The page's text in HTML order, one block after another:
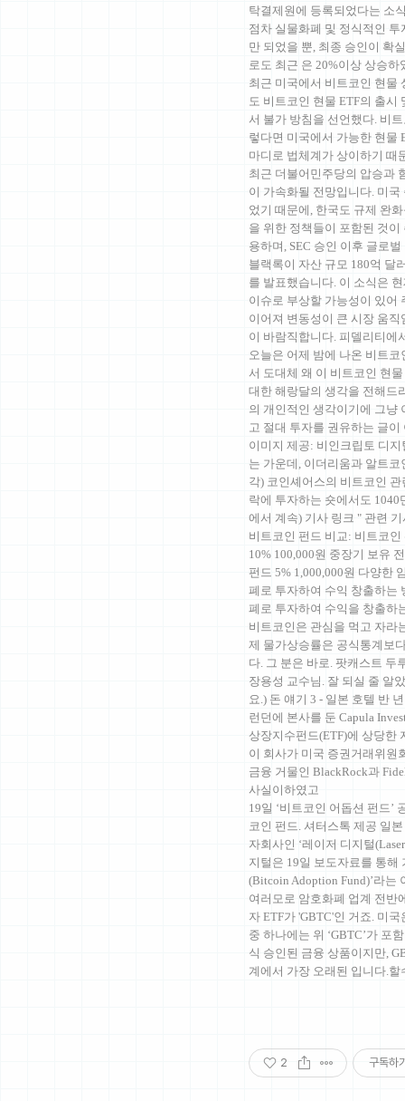
탁결제원에 등록되었다는 소
점차 실물화폐 및 정식적인
만 되었을 뿐, 최종 승인이 확
로도 최근 은 20%이상 상승
최근 미국에서 비트코인 현물
도 비트코인 현물 ETF의 출시
서 불가 방침을 선언했다. 비
렇다면 미국에서 가능한 현물
마디로 법체계가 상이하기 때
최근 더불어민주당의 압승과
이 가속화될 전망입니다. 미
었기 때문에, 한국도 규제 완
을 위한 정책들이 포함된 것
용하며, SEC 승인 이후 글로
블랙록이 자산 규모 180억 달
를 발표했습니다. 이 소식은
이슈로 부상할 가능성이 있어
이어져 변동성이 큰 시장 움
이 바람직합니다. 피델리티에
오늘은 어제 밤에 나온 비트
서 도대체 왜 이 비트코인 현
대한 해랑달의 생각을 전해드
의 개인적인 생각이기에 그냥
고 절대 투자를 권유하는 글
이미지 제공: 비인크립토 디
는 가운데, 이더리움과 알트
각) 코인셰어스의 비트코인
락에 투자하는 숏에서도
에서 계속) 기사 링크 " 관련
비트코인 펀드 비교: 비트코
10% 100,000원 중장기 보유
펀드 5% 1,000,000원 다양한
폐로 투자하여 수익 창출하는
폐로 투자하여 수익을 창출하
비트코인은 관심을 먹고 자라
제 물가상승률은 공식통계보
다. 그 분은 바로. 팟캐스트 두
장용성 교수님. 잘 되실 줄 알
요.) 돈 얘기 3 - 일본 호텔 반
런던에 본사를 둔 Capula
상장지수펀드(ETF)에 상당한
이 회사가 미국 증권거래위원
금융 거물인 BlackRock과
사실이하였고
19일 ‘비트코인 어돕션 펀드’
코인 펀드. 셔터스톡 제공 일
자회사인 ‘레이저 디지털
지털은 19일 보도자료를 통해
(Bitcoin Adoption Fund)’라는
여러모로 암호화폐 업계 전반
자 ETF가 'GBTC'인 거죠. 미
중 하나에는 위 ‘GBTC’가 포
식 승인된 금융 상품이지만,
계에서 가장 오래된 입니다.할
2 구독하